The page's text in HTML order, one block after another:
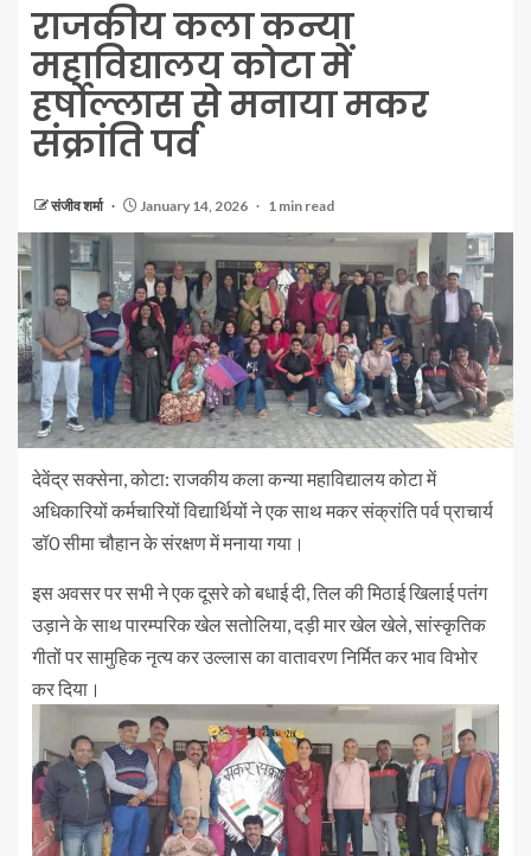
राजकीय कला कन्या
महाविद्यालय कोटा में
हर्षोल्लास से मनाया मकर
संक्रांति पर्व
संजीव शर्मा January 14, 2026 1 min read
देवेंद्र सक्सेना, कोटा: राजकीय कला कन्या महाविद्यालय कोटा में
अधिकारियों कर्मचारियों विद्यार्थियों ने एक साथ मकर संक्रांति पर्व प्राचार्य
डॉ0 सीमा चौहान के संरक्षण में मनाया गया।
इस अवसर पर सभी ने एक दूसरे को बधाई दी, तिल की मिठाई खिलाई पतंग
उड़ाने के साथ पारम्परिक खेल सतोलिया, दड़ी मार खेल खेले, सांस्कृतिक
गीतों पर सामुहिक नृत्य कर उल्लास का वातावरण निर्मित कर भाव विभोर
कर दिया।